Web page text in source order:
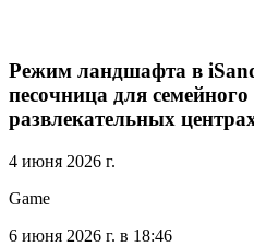
Режим ландшафта в
песочница для
развлекательных
4 июня 2026 г.
Game
6 июня 2026 г. в 18:46